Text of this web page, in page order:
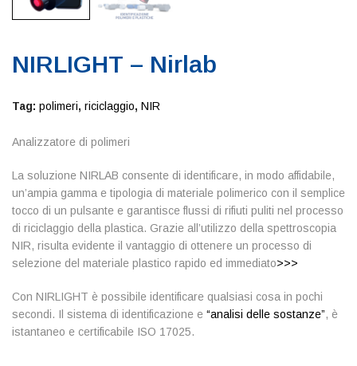
NIRLIGHT – Nirlab
Tag: polimeri, riciclaggio, NIR
Analizzatore di polimeri
La soluzione NIRLAB consente di identificare, in modo affidabile,
un’ampia gamma e tipologia di materiale polimerico con il semplice
tocco di un pulsante e garantisce flussi di rifiuti puliti nel processo
di riciclaggio della plastica. Grazie all’utilizzo della spettroscopia
NIR, risulta evidente il vantaggio di ottenere un processo di
selezione del materiale plastico rapido ed immediato>>>
Con NIRLIGHT è possibile identificare qualsiasi cosa in pochi
secondi. Il sistema di identificazione e “analisi delle sostanze”, è
istantaneo e certificabile ISO 17025.